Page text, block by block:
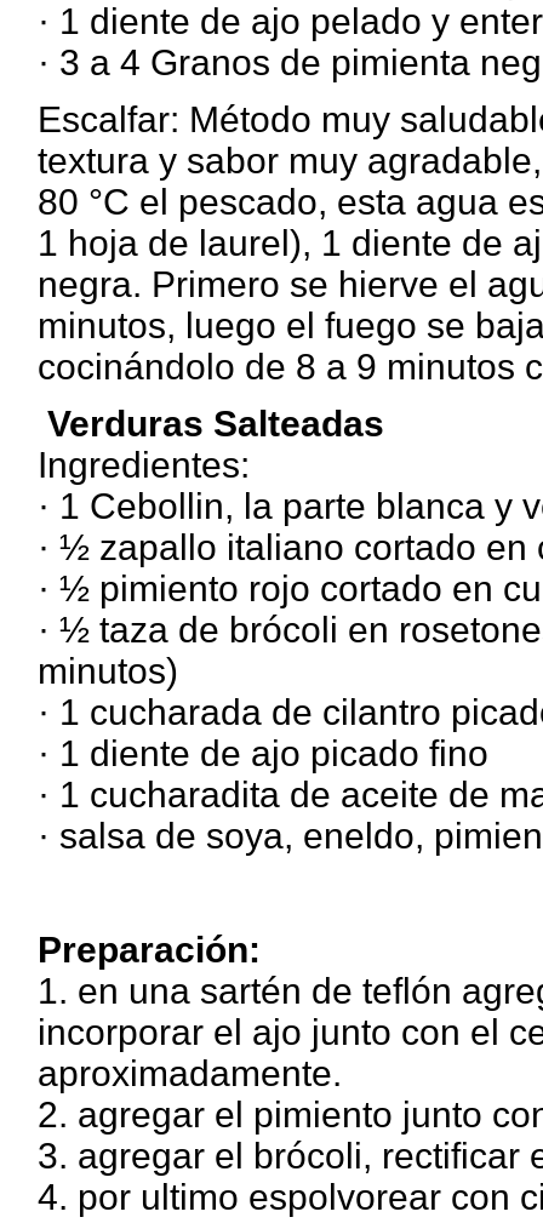
· 1 diente de ajo pelado y
· 3 a 4 Granos de pimienta
Escalfar: Método muy
textura y sabor muy
80 °C el pescado, esta agua
1 hoja de laurel), 1 diente de
negra. Primero se hierve el
minutos, luego el fuego se
cocinándolo de 8 a 9 minutos
Verduras Salteadas
Ingredientes:
· 1 Cebollin, la parte blanca y
· ½ zapallo italiano cortado en
· ½ pimiento rojo cortado en
· ½ taza de brócoli en
minutos)
· 1 cucharada de cilantro
· 1 diente de ajo picado fino
· 1 cucharadita de aceite de
· salsa de soya, eneldo,
Preparación:
1. en una sartén de teflón
incorporar el ajo junto con el
aproximadamente.
2. agregar el pimiento junto
3. agregar el brócoli, rectificar
4. por ultimo espolvorear con